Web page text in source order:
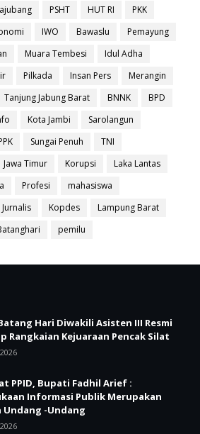
PSHT HUT RI
PKK
IWO Bawaslu
Pemayung
Muara Tembesi
Idul Adha
Pilkada Insan Pers
Merangin
Tanjung Jabung Barat BNNK
BPD
Kota Jambi
Sarolangun
Sungai Penuh
TNI
Jawa Timur Korupsi
Laka Lantas
Profesi
mahasiswa
Jurnalis Kopdes
Lampung Barat
pemilu
Hari Diwakili Asisten III Resmi
Rangkaian Kejuaraan Pencak Silat
PPID, Bupati Fadhil Arief :
Informasi Publik Merupakan
Undang -Undang